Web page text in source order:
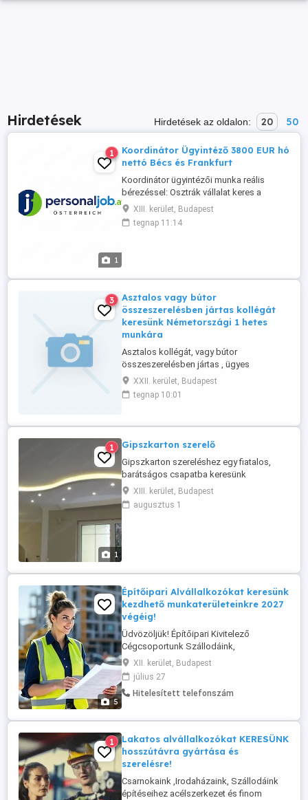
Hirdetések Hirdetések az oldalon: 20 50
1
1
Koordinátor Ügyintéző 3800 EUR hó
nettó Bécs és Frankfurt
Koordinátor ügyintézői munka reális
bérezéssel: Osztrák vállalat keres a
munkahelyeken bejelentett dolgozó
állományhoz tolmács ügyintézőt.
Elvárások. német nyelvtudás általános
Ausztriában ...
XIII. kerület, Budapest
tegnap 11:14
3
Asztalos vagy bútor
összeszerelésben jártas kollégát
keresünk Németországi 1 hetes
munkára
Asztalos kollégát, vagy bútor
összeszerelésben jártas , ügyes
ezermester t keresünk . Németországi
munka, kb 7-10 nap. Alkalmi munkavállalói
szerződéssel. Német nyelvtudás előnyt
kiemelt bérezéssel történik! További
projectjeink is vannak, további munkákra
is van ...
XXII. kerület, Budapest
tegnap 10:01
1
1 Gipszkarton szerelő
Gipszkarton szereléshez egy fiatalos,
barátságos csapatba keresünk
munkatársakat Budapest és környékére.
Szakmai tudás nem feltétel. Bérezés
megegyezés szerint. Jelentkezni a lap
XIII. kerület, Budapest
augusztus 1
5
Építőipari Alvállalkozókat keresünk
kezdhető munkaterületeinkre 2027
végéig!
Üdvözöljük! Építőipari Kivitelező
Cégcsoportunk Szállodáink,
Csarnoképületeink és Irodaházaink
építéséhez MINŐSÉGI szakipari
alvállalkozókat és generál kivitelező
cégeket keres. Azonnali kezdésekre
építőmester, burkoló, gipszkartonos,
festő, villanyszerelő, épületgépész ...
XII. kerület, Budapest
július 27
Hitelesített telefonszám
1
Lakatos alvállalkozókat KERESÜNK
hosszútávra gyártása és
szerelésre!
Csarnokaink ,Irodaházaink, Szállodáink
építéseihez acélszerkezet és finom